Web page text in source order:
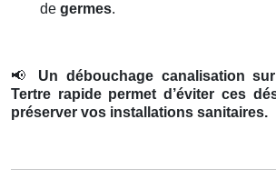
de germes.
📢
Un débouchage canalisation
Tertre rapide permet d’éviter ces
préserver vos installations sanitaires.